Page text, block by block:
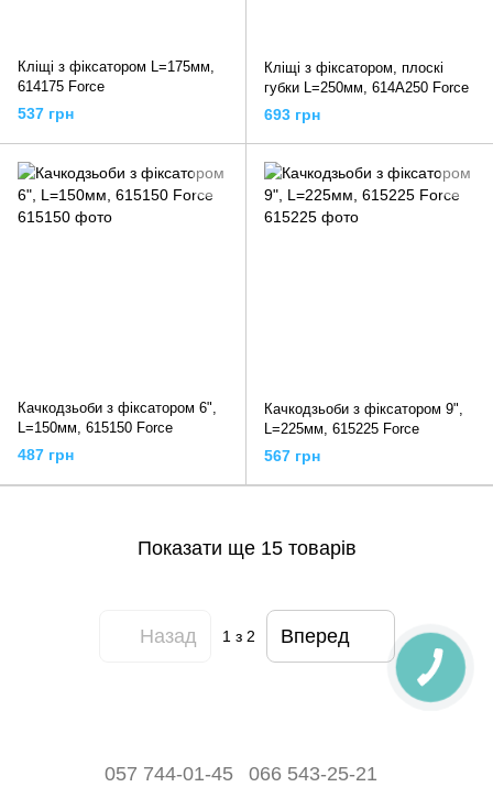
Кліщі з фіксатором L=175мм,
614175 Force
537 грн
Кліщі з фіксатором, плоскі
губки L=250мм, 614A250 Force
693 грн
Качкодзьоби з фіксатором 6",
L=150мм, 615150 Force
487 грн
Качкодзьоби з фіксатором 9",
L=225мм, 615225 Force
567 грн
Показати ще 15 товарів
Назад 1з 2 Вперед
057 744-01-45 066 543-25-21